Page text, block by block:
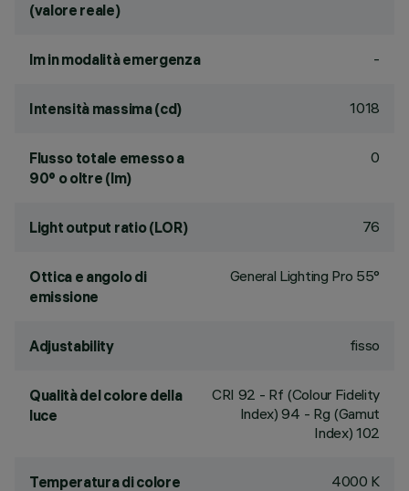
(valore reale)
lm in modalità emergenza -
Intensità massima (cd) 1018
Flusso totale emesso a
90° o oltre (lm)
0
Light output ratio (LOR) 76
Ottica e angolo di
emissione
General Lighting Pro 55°
Adjustability fisso
Qualità del colore della
luce
CRI 92 - Rf (Colour Fidelity
Index) 94 - Rg (Gamut
Index) 102
Temperatura di colore 4000 K